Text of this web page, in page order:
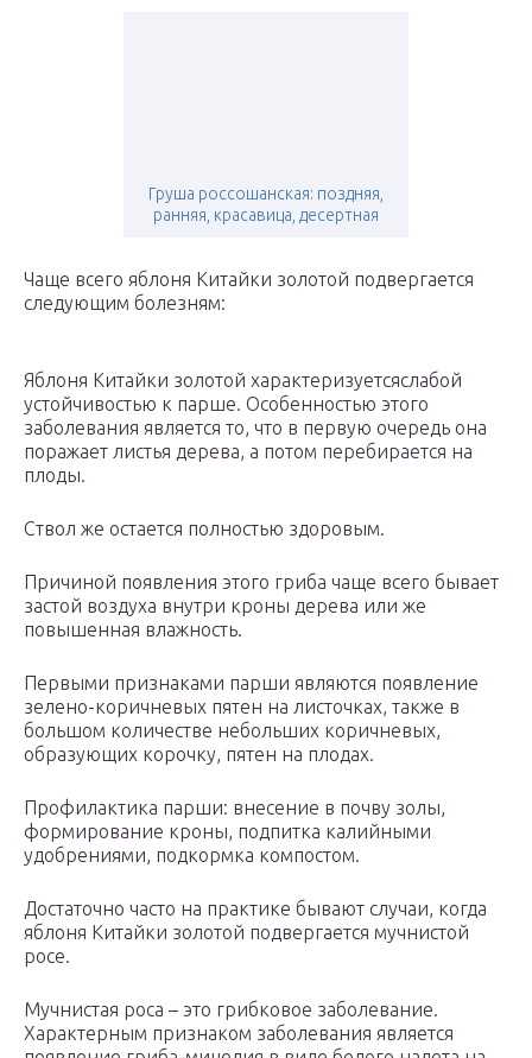
Груша россошанская: поздняя,
ранняя, красавица, десертная
Чаще всего яблоня Китайки золотой подвергается
следующим болезням:
Яблоня Китайки золотой характеризуетсяслабой
устойчивостью к парше. Особенностью этого
заболевания является то, что в первую очередь она
поражает листья дерева, а потом перебирается на
плоды.
Ствол же остается полностью здоровым.
Причиной появления этого гриба чаще всего бывает
застой воздуха внутри кроны дерева или же
повышенная влажность.
Первыми признаками парши являются появление
зелено-коричневых пятен на листочках, также в
большом количестве небольших коричневых,
образующих корочку, пятен на плодах.
Профилактика парши: внесение в почву золы,
формирование кроны, подпитка калийными
удобрениями, подкормка компостом.
Достаточно часто на практике бывают случаи, когда
яблоня Китайки золотой подвергается мучнистой
росе.
Мучнистая роса – это грибковое заболевание.
Характерным признаком заболевания является